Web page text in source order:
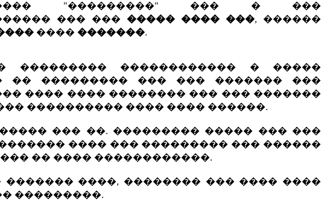
"���������" ��� � ���
��� ��� ����� ���� ���, ������
���� �������.
��������� ������������ � �����
�� ��������� ��� ��� ������� ���
���� ���� �������� ��� ��� �������
���������� ���� ���� ������.
��� ��. ��������� ����� ��� ���
���� ��� ��������� ��� ������
�� ���� ������������.
����, �������� ��� ���� ����
���������.